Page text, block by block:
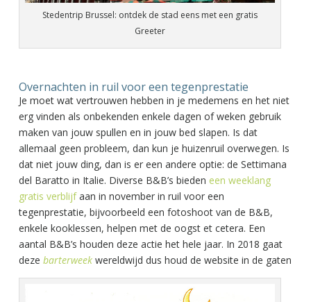
Stedentrip Brussel: ontdek de stad eens met een gratis
Greeter
Overnachten in ruil voor een tegenprestatie
Je moet wat vertrouwen hebben in je medemens en het niet
erg vinden als onbekenden enkele dagen of weken gebruik
maken van jouw spullen en in jouw bed slapen. Is dat
allemaal geen probleem, dan kun je huizenruil overwegen. Is
dat niet jouw ding, dan is er een andere optie: de Settimana
del Baratto in Italie. Diverse B&B’s bieden een weeklang
gratis verblijfaan in november in ruil voor een
tegenprestatie, bijvoorbeeld een fotoshoot van de B&B,
enkele kooklessen, helpen met de oogst et cetera. Een
aantal B&B’s houden deze actie het hele jaar. In 2018 gaat
deze barterweekwereldwijd dus houd de website in de gaten